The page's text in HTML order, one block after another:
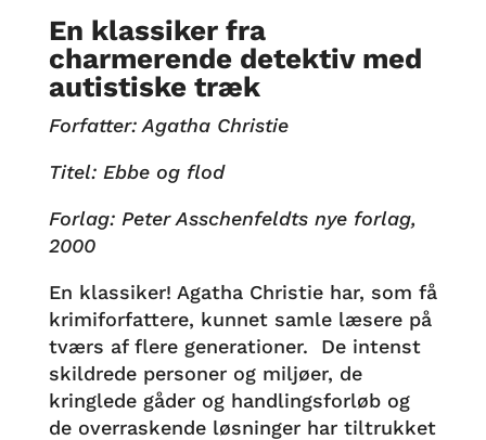
En klassiker fra
charmerende detektiv med
autistiske træk
Forfatter: Agatha Christie
Titel: Ebbe og flod
Forlag: Peter Asschenfeldts nye forlag,
2000
En klassiker! Agatha Christie har, som få
krimiforfattere, kunnet samle læsere på
tværs af flere generationer. De intenst
skildrede personer og miljøer, de
kringlede gåder og handlingsforløb og
de overraskende løsninger har tiltrukket